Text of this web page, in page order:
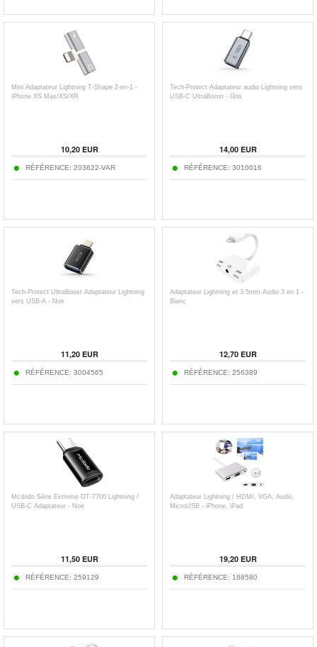
Mini Adaptateur Lightning T-Shape 2-en-1 -
iPhone XS Max/XS/XR
10,20EUR
RÉFÉRENCE: 203622-VAR
Tech-Protect Adaptateur audio Lightning vers
USB-C UltraBoost - Gris
14,00EUR
RÉFÉRENCE: 3010016
Tech-Protect UltraBoost Adaptateur Lightning
vers USB-A - Noir
11,20EUR
RÉFÉRENCE: 3004565
Adaptateur Lightning et 3.5mm Audio 3 en 1 -
Blanc
12,70EUR
RÉFÉRENCE: 256389
Mcdodo Série Extreme OT-7700 Lightning /
USB-C Adaptateur - Noir
11,50EUR
RÉFÉRENCE: 259129
Adaptateur Lightning / HDMI, VGA, Audio,
MicroUSB - iPhone, iPad
19,20EUR
RÉFÉRENCE: 188580